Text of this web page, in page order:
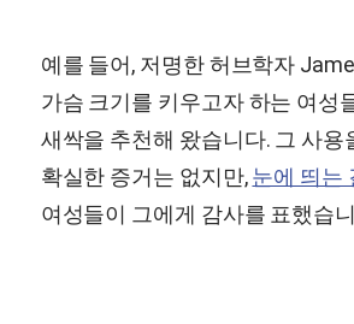
예를 들어, 저명한 허브학자
가슴 크기를 키우고자 하는 여성
새싹을 추천해 왔습니다. 그 사용
확실한 증거는 없지만,눈에 띄는
여성들이 그에게 감사를 표했습